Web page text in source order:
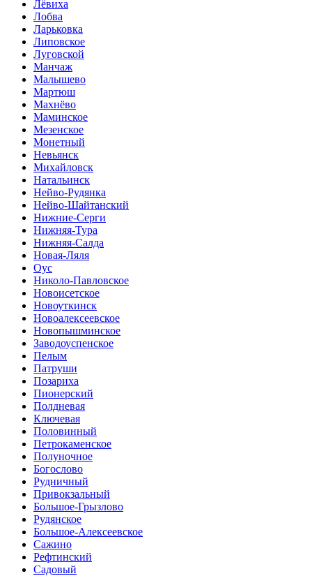
Лёвиха
Лобва
Ларьковка
Липовское
Луговской
Манчаж
Малышево
Мартюш
Махнёво
Маминское
Мезенское
Монетный
Невьянск
Михайловск
Натальинск
Нейво-Рудянка
Нейво-Шайтанский
Нижние-Серги
Нижняя-Тура
Нижняя-Салда
Новая-Ляля
Оус
Николо-Павловское
Новоисетское
Новоуткинск
Новоалексеевское
Новопышминское
Заводоуспенское
Пелым
Патруши
Позариха
Пионерский
Полдневая
Ключевая
Половинный
Петрокаменское
Полуночное
Богослово
Рудничный
Привокзальный
Большое-Грызлово
Рудянское
Большое-Алексеевское
Сажино
Рефтинский
Садовый